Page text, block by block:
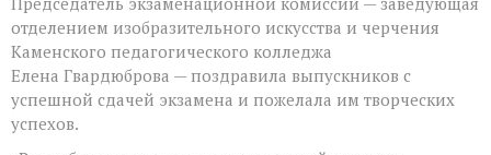
отделением изобразительного искусства и черчения
Каменского педагогического колледжа
Елена Гвардюброва — поздравила выпускников с
успешной сдачей экзамена и пожелала им творческих
успехов.